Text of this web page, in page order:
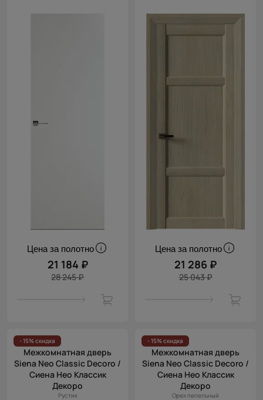
Цена за полотно
21 184 ₽
28 245 ₽
Цена за полотно
21 286 ₽
25 043 ₽
- 15% скидка
Межкомнатная дверь
Siena Neo Classic Decoro /
Сиена Нео Классик
Декоро
Рустик
- 15% скидка
Межкомнатная дверь
Siena Neo Classic Decoro /
Сиена Нео Классик
Декоро
Орех пепельный